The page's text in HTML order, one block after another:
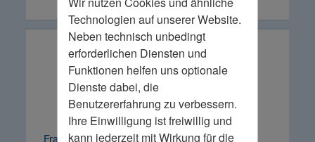
Technologien auf unserer Website.
Neben technisch unbedingt
erforderlichen Diensten und
Funktionen helfen uns optionale
Dienste dabei, die
Benutzererfahrung zu verbessern.
Ihre Einwilligung ist freiwillig und
kann jederzeit mit Wirkung für die
Frank Dallmeyer